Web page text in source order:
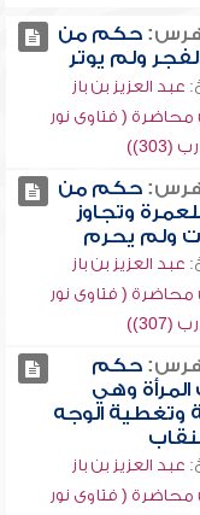
حكم من
ولم يوتر
عبد العزيز بن باز
( فتاوى نور
حكم من
وتجاوز
ولم يحرم
عبد العزيز بن باز
( فتاوى نور
حكم
المرأة وهي
وتغطية الوجه
عبد العزيز بن باز
( فتاوى نور